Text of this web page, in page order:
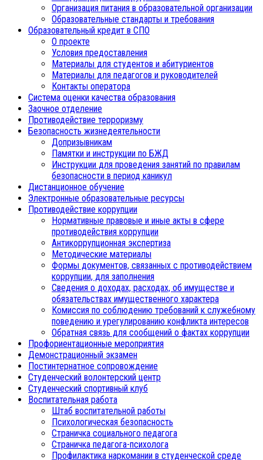
Организация питания в образовательной организации
Образовательные стандарты и требования
Образовательный кредит в СПО
О проекте
Условия предоставления
Материалы для студентов и абитуриентов
Материалы для педагогов и руководителей
Контакты оператора
Система оценки качества образования
Заочное отделение
Противодействие терроризму
Безопасность жизнедеятельности
Допризывникам
Памятки и инструкции по БЖД
Инструкции для проведения занятий по правилам
безопасности в период каникул
Дистанционное обучение
Электронные образовательные ресурсы
Противодействие коррупции
Нормативные правовые и иные акты в сфере
противодействия коррупции
Антикоррупционная экспертиза
Методические материалы
Формы документов, связанных с противодействием
коррупции, для заполнения
Сведения о доходах, расходах, об имуществе и
обязательствах имущественного характера
Комиссия по соблюдению требований к служебному
поведению и урегулированию конфликта интересов
Обратная связь для сообщений о фактах коррупции
Профориентационные мероприятия
Демонстрационный экзамен
Постинтернатное сопровождение
Студенческий волонтерский центр
Студенческий спортивный клуб
Воспитательная работа
Штаб воспитательной работы
Психологическая безопасность
Страничка социального педагога
Страничка педагога-психолога
Профилактика наркомании в студенческой среде